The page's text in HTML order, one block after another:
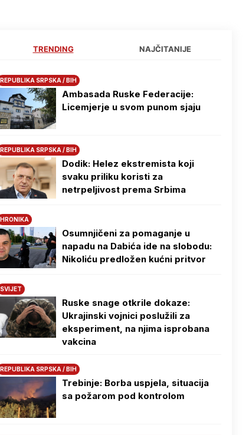
TRENDING NAJČITANIJE
REPUBLIKA SRPSKA / BIH
Ambasada Ruske Federacije:
Licemjerje u svom punom sjaju
REPUBLIKA SRPSKA / BIH
Dodik: Helez ekstremista koji
svaku priliku koristi za
netrpeljivost prema Srbima
HRONIKA
Osumnjičeni za pomaganje u
napadu na Dabića ide na slobodu:
Nikoliću predložen kućni pritvor
SVIJET
Ruske snage otkrile dokaze:
Ukrajinski vojnici poslužili za
eksperiment, na njima isprobana
vakcina
REPUBLIKA SRPSKA / BIH
Trebinje: Borba uspjela, situacija
sa požarom pod kontrolom